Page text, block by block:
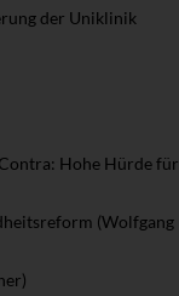
der Uniklinik
Hohe Hürde für
(Wolfgang